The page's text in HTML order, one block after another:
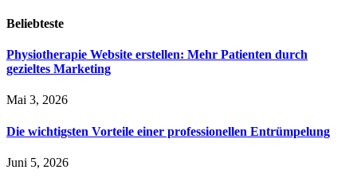
Beliebteste
Physiotherapie Website erstellen: Mehr Patienten durch
gezieltes Marketing
Mai 3, 2026
Die wichtigsten Vorteile einer professionellen Entrümpelung
Juni 5, 2026